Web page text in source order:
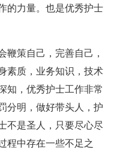
的力量。也是优秀护士
鞭策自己，完善自己，
素质，业务知识，技术
知，优秀护士工作非常
分明，做好带头人，护
不是圣人，只要尽心尽
程中存在一些不足之